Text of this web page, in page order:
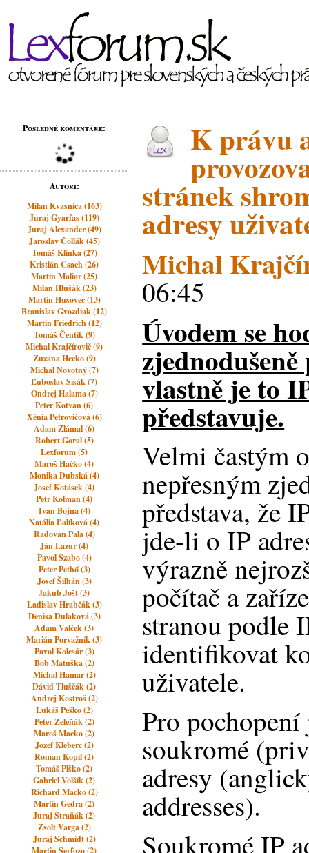
Posledné komentáre:
Autori:
Milan Kvasnica (163)
Juraj Gyarfas (119)
Juraj Alexander (49)
Jaroslav Čollák (45)
Tomáš Klinka (27)
Kristián Csach (26)
Martin Maliar (25)
Milan Hlušák (23)
Martin Husovec (13)
Branislav Gvozdiak (12)
Martin Friedrich (12)
Tomáš Čentík (9)
Michal Krajčírovič (9)
Zuzana Hecko (9)
Michal Novotný (7)
Ľuboslav Sisák (7)
Ondrej Halama (7)
Peter Kotvan (6)
Xénia Petrovičová (6)
Adam Zlámal (6)
Robert Goral (5)
Lexforum (5)
Maroš Hačko (4)
Monika Dubská (4)
Josef Kotásek (4)
Petr Kolman (4)
Ivan Bojna (4)
Natália Ľalíková (4)
Radovan Pala (4)
Ján Lazur (4)
Pavol Szabo (4)
Peter Pethő (3)
Josef Šilhán (3)
Jakub Jošt (3)
Ladislav Hrabčák (3)
Denisa Dulaková (3)
Adam Valček (3)
Marián Porvažník (3)
Pavol Kolesár (3)
Bob Matuška (2)
Michal Hamar (2)
Dávid Tluščák (2)
Andrej Kostroš (2)
Lukáš Peško (2)
Peter Zeleňák (2)
Maroš Macko (2)
Jozef Kleberc (2)
Roman Kopil (2)
Tomáš Plško (2)
Gabriel Volšík (2)
Richard Macko (2)
Martin Gedra (2)
Juraj Straňák (2)
Zsolt Varga (2)
Juraj Schmidt (2)
Martin Serfozo (2)
K právu
stránek
adresy
Michal
06:45
Úvodem se
vlastně je to
představuje.
Velmi častým
nepřesným
představa, že
jde-li o IP
výrazně
počítač a
stranou podle
identifikovat
uživatele.
Pro
soukromé
adresy
addresses).
Soukromé IP